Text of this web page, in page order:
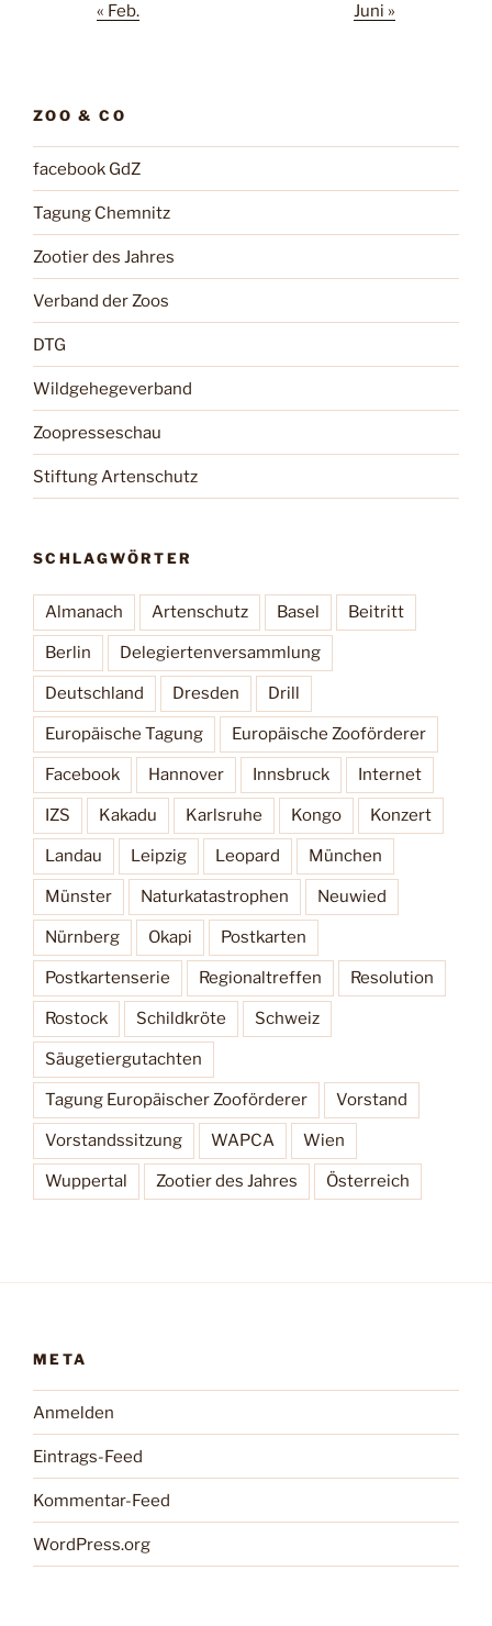
« Feb. Juni »
ZOO & CO
facebook GdZ
Tagung Chemnitz
Zootier des Jahres
Verband der Zoos
DTG
Wildgehegeverband
Zoopresseschau
Stiftung Artenschutz
SCHLAGWÖRTER
Almanach Artenschutz Basel Beitritt
Berlin Delegiertenversammlung
Deutschland Dresden Drill
Europäische Tagung Europäische Zooförderer
Facebook Hannover Innsbruck Internet
IZS Kakadu Karlsruhe Kongo Konzert
Landau Leipzig Leopard München
Münster Naturkatastrophen Neuwied
Nürnberg Okapi Postkarten
Postkartenserie Regionaltreffen Resolution
Rostock Schildkröte Schweiz
Säugetiergutachten
Tagung Europäischer Zooförderer Vorstand
Vorstandssitzung WAPCA Wien
Wuppertal Zootier des Jahres Österreich
META
Anmelden
Eintrags-Feed
Kommentar-Feed
WordPress.org